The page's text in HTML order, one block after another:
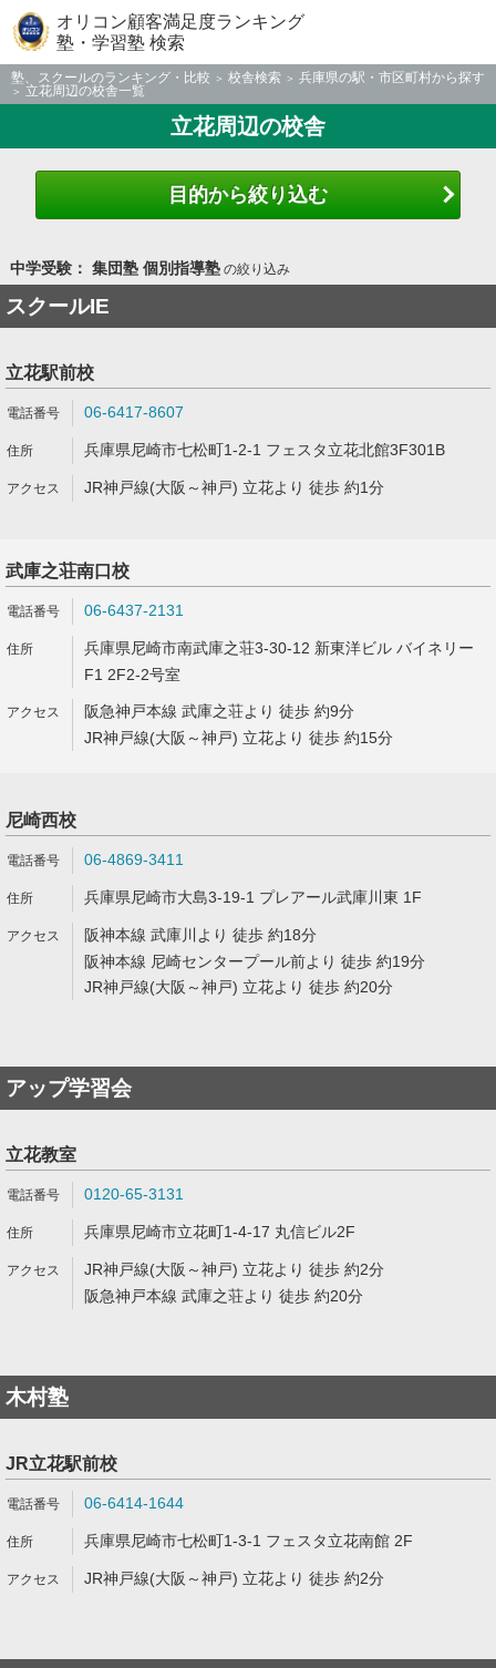
オリコン顧客満足度ランキング
塾・学習塾 検索
塾、スクールのランキング・比較 校舎検索
兵庫県の駅・市区町村から探す
立花周辺の校舎一覧
立花周辺の校舎
目的から絞り込む
中学受験： 集団塾 個別指導塾の絞り込み
スクールIE
立花駅前校
06-6417-8607
兵庫県尼崎市七松町1-2-1 フェスタ立花北館3F301B
JR神戸線(大阪～神戸) 立花より 徒歩 約1分
武庫之荘南口校
06-6437-2131
兵庫県尼崎市南武庫之荘3-30-12 新東洋ビル バイネリー
F1 2F2-2号室
阪急神戸本線 武庫之荘より 徒歩 約9分
JR神戸線(大阪～神戸) 立花より 徒歩 約15分
尼崎西校
06-4869-3411
兵庫県尼崎市大島3-19-1 プレアール武庫川東 1F
阪神本線 武庫川より 徒歩 約18分
阪神本線 尼崎センタープール前より 徒歩 約19分
JR神戸線(大阪～神戸) 立花より 徒歩 約20分
アップ学習会
立花教室
0120-65-3131
兵庫県尼崎市立花町1-4-17 丸信ビル2F
JR神戸線(大阪～神戸) 立花より 徒歩 約2分
阪急神戸本線 武庫之荘より 徒歩 約20分
木村塾
JR立花駅前校
06-6414-1644
兵庫県尼崎市七松町1-3-1 フェスタ立花南館 2F
JR神戸線(大阪～神戸) 立花より 徒歩 約2分